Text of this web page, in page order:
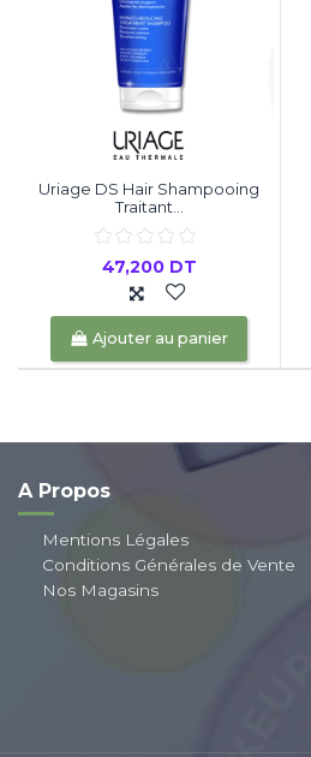
Uriage DS Hair Shampooing
Traitant...
47,200 DT
Ajouter au panier
A Propos
Mentions Légales
Conditions Générales de Vente
Nos Magasins